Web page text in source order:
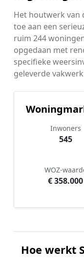
Het houtwerk van
toe aan een
ruim 244
opgedaan met
specifieke
geleverde
Inwoners
545
WOZ-
€ 358.000
Hoe werkt